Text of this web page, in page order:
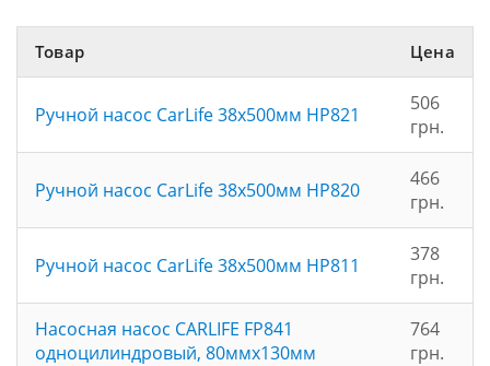
Товар Цена
Ручной насос CarLife 38х500мм HP821
506
грн.
Ручной насос CarLife 38х500мм HP820
466
грн.
Ручной насос CarLife 38х500мм HP811
378
грн.
Насосная насос CARLIFE FP841
одноцилиндровый, 80ммx130мм
764
грн.